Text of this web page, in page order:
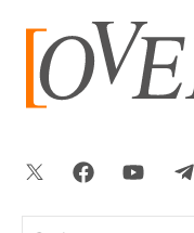
springen
TwitterFacebookYouTube